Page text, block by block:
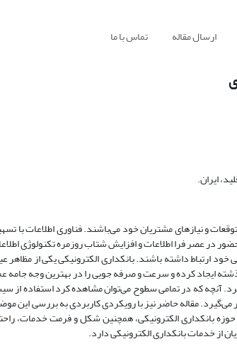
ارسال مقاله تماس با ما
ایران.
و نیازهای مشتریان خود می‌باشند. فناوری اطلاعات با
در عصر فرا اطلاعات و افزایش شتاب روزمره تکنولوژی
ارتباط داشته باشند. بانکداری الکترونیکی یکی از مظاهر
ایجاد کرده و سرعت و صرفه جویی را در بهترین وجه جامه
آنچه که در تمامی سطوح می‌توان مشاهده کرد استفاده از
می‌گیرد. مقاله حاضر نیز با رویکردی کاربردی به بررسی این
بانکداری الکترونیکی، همچنین شکل و فرمت خدمات،
از خدمات بانکداری الکترونیکی دارد.